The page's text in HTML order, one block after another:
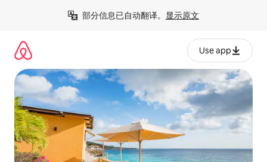
部分信息已自动翻译。 显示原文
Use app